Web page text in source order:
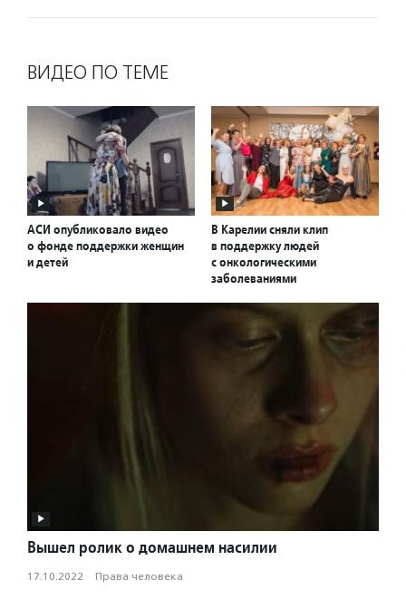
ВИДЕО ПО ТЕМЕ
АСИ опубликовало видео
о фонде поддержки женщин
и детей
В Карелии сняли клип
в поддержку людей
с онкологическими
заболеваниями
Вышел ролик о домашнем насилии
17.10.2022 · Права человека